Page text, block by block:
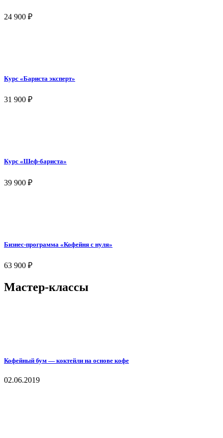
24 900 ₽
Курс «Бариста эксперт»
31 900 ₽
Курс «Шеф-бариста»
39 900 ₽
Бизнес-программа «Кофейня с нуля»
63 900 ₽
Мастер-классы
Кофейный бум — коктейли на основе кофе
02.06.2019